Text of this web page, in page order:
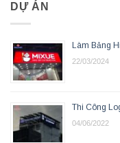
DỰ ÁN
Làm Bảng
22/03/2024
Thi Công
04/06/2022